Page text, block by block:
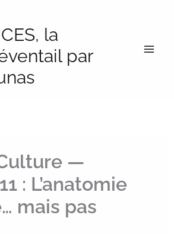
la
par
—
: L’anatomie
mais pas